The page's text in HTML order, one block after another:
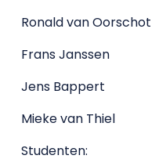
Ronald van Oorschot
Frans Janssen
Jens Bappert
Mieke van Thiel
Studenten: